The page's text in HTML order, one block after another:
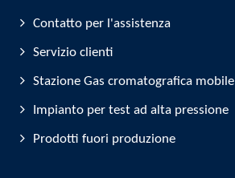
Contatto per l'assistenza
Servizio clienti
Stazione Gas cromatografica mobile
Impianto per test ad alta pressione
Prodotti fuori produzione